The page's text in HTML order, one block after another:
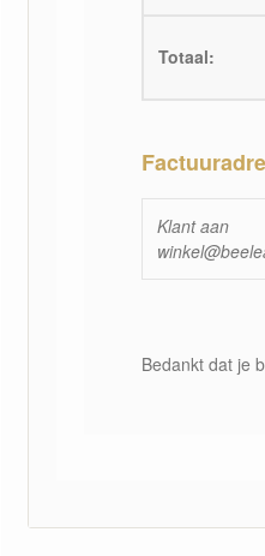
Totaal:
Klant aan
Bedankt dat je